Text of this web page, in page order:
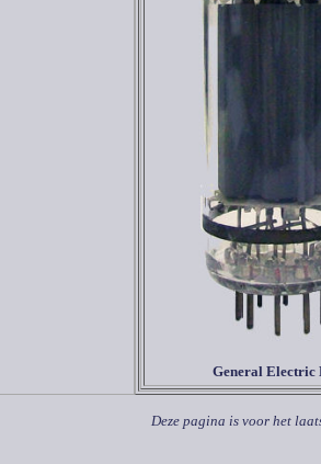
General Electric
Deze pagina is voor het